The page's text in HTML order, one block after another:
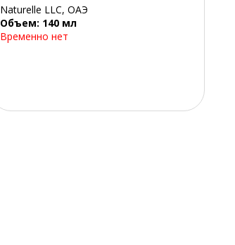
Naturelle LLC, ОАЭ
Объем: 140 мл
Временно нет